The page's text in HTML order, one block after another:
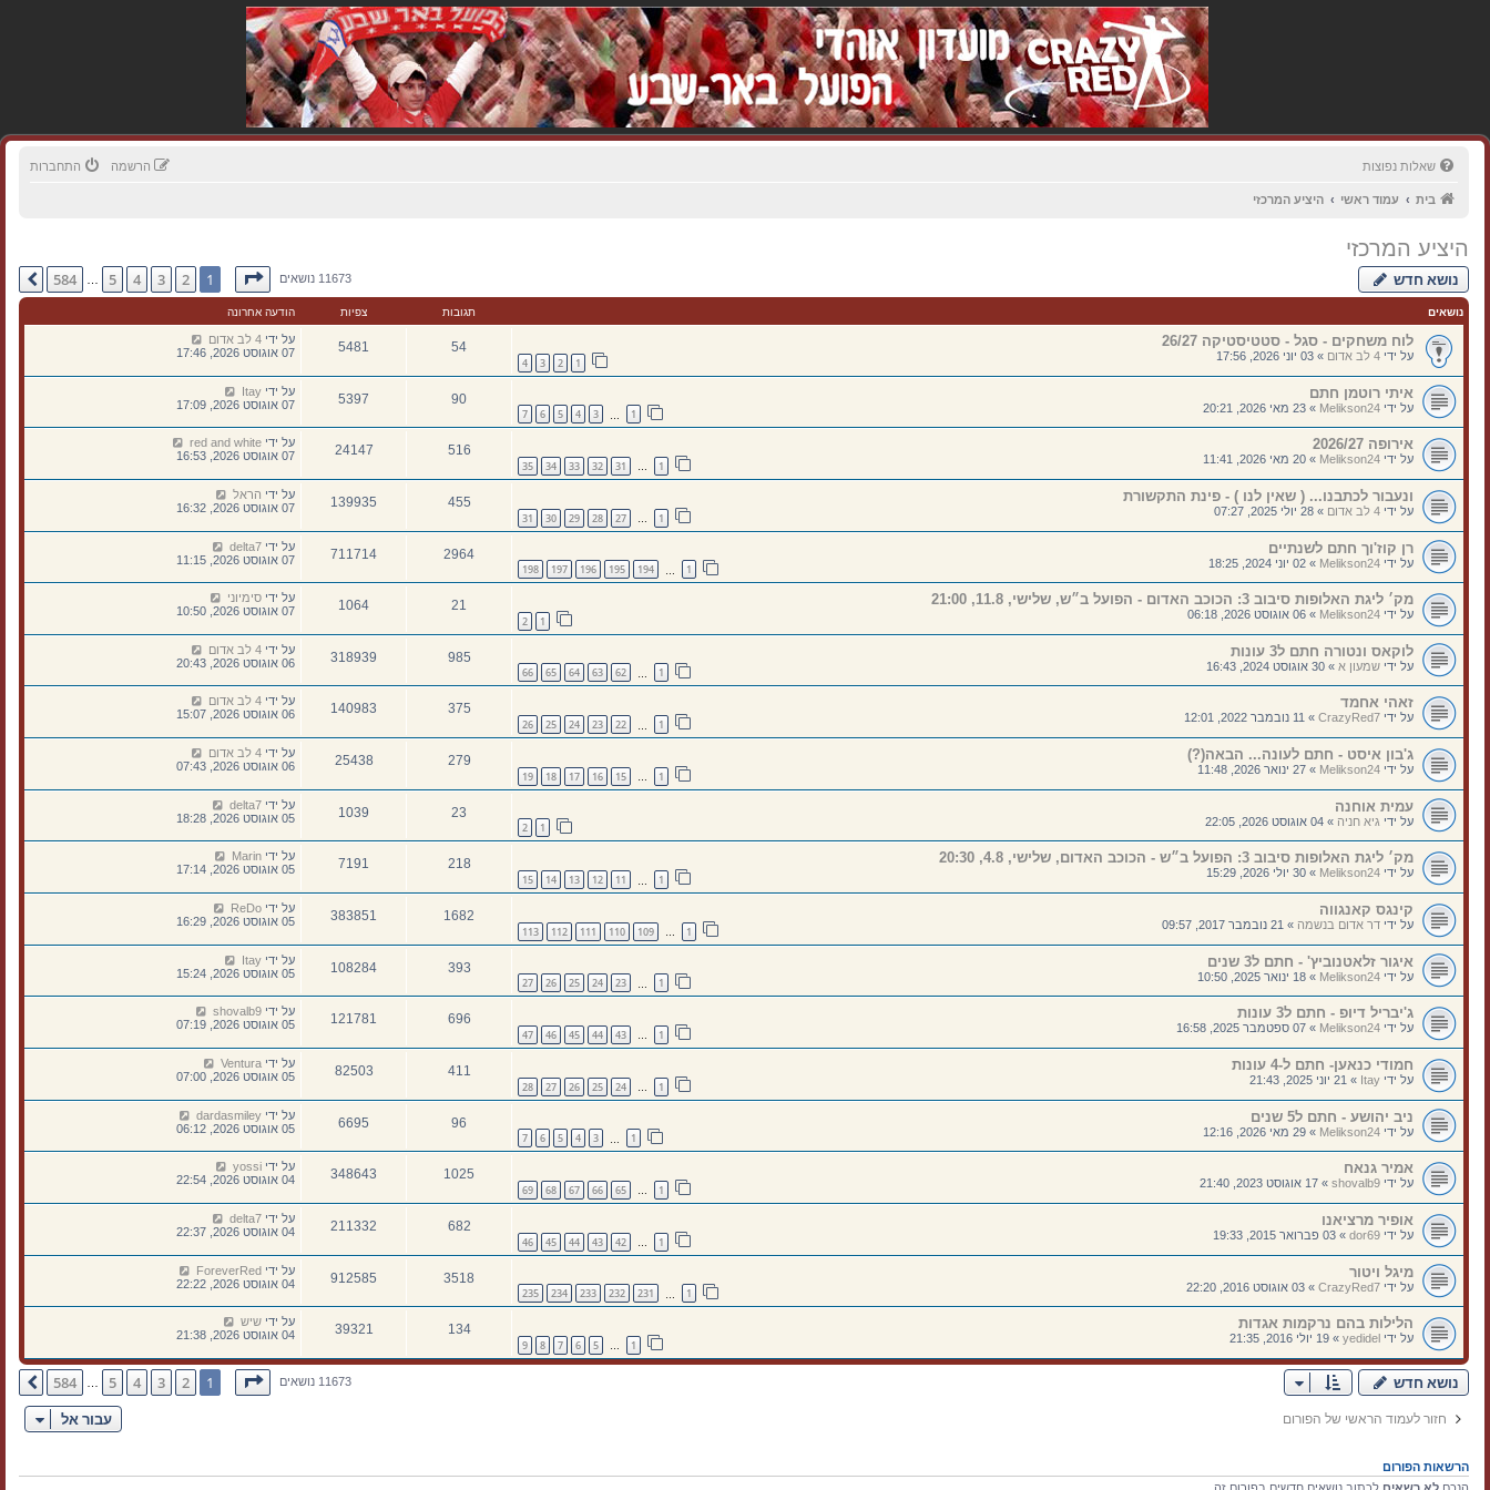
שאלות נפוצות התחברות הרשמה
בית עמוד ראשי היציע המרכזי
היציע המרכזי
נושא חדש 11673 נושאיםדף1מתוך584
1
2
3
4
5
584 הבא
נושאים תגובות צפיות הודעה אחרונה
לוח משחקים - סגל - סטטיסטיקה 26/27
על ידי 4 לב אדום » 03 יוני 2026, 17:56 1
2
3
4
54
5481 על ידי 4 לב אדום
07 אוגוסט 2026, 17:46
איתי רוטמן חתם
על ידי Melikson24
» 23 מאי 2026, 20:21 1
3
4
5
6
7
90
5397 על ידי Itay
07 אוגוסט 2026, 17:09
אירופה 2026/27
על ידי Melikson24
» 20 מאי 2026, 11:41 1
…
31
32
33
34
35
516
24147 על ידי red and white
07 אוגוסט 2026, 16:53
ונעבור לכתבנו... ( שאין לנו ) - פינת התקשורת
על ידי 4 לב אדום » 28 יולי 2025, 07:27 1
…
27
28
29
30
31
455
139935 על ידי הראל
07 אוגוסט 2026, 16:32
רן קוז'וך חתם לשנתיים
על ידי Melikson24
» 02 יוני 2024, 18:25 1
194
195
196
197
198
2964
711714 על ידי delta7
07 אוגוסט 2026, 11:15
מק׳ ליגת האלופות סיבוב 3: הכוכב האדום - הפועל ב״ש, שלישי, 11.8, 21:00
על ידי Melikson24
» 06 אוגוסט 2026, 06:18 1
2
21
1064 על ידי סימיוני
07 אוגוסט 2026, 10:50
לוקאס ונטורה חתם ל3 עונות
על ידי שמעון א » 30 אוגוסט 2024, 16:43 1
62
63
64
65
66
985
318939 על ידי 4 לב אדום
06 אוגוסט 2026, 20:43
זאהי אחמד
על ידי CrazyRed7
» 11 נובמבר 2022, 12:01 1
22
23
24
25
26
375
140983 על ידי 4 לב אדום
06 אוגוסט 2026, 15:07
ג'בון איסט - חתם לעונה... הבאה(?)
על ידי Melikson24
» 27 ינואר 2026, 11:48 1
…
15
16
17
18
19
279
25438 על ידי 4 לב אדום
06 אוגוסט 2026, 07:43
עמית אוחנה
על ידי גיא חניה » 04 אוגוסט 2026, 22:05 1
2
23
1039 על ידי delta7
05 אוגוסט 2026, 18:28
מק׳ ליגת האלופות סיבוב 3: הפועל ב״ש - הכוכב האדום, שלישי, 4.8, 20:30
על ידי Melikson24
» 30 יולי 2026, 15:29 1
11
12
13
14
15
218
7191 על ידי Marin
05 אוגוסט 2026, 17:14
קינגס קאנגווה
על ידי דר אדום בנשמה » 21 נובמבר 2017, 09:57 1
…
109
110
111
112
113
1682
383851 על ידי ReDo
05 אוגוסט 2026, 16:29
איגור זלאטנוביץ' - חתם ל3 שנים
על ידי Melikson24
» 18 ינואר 2025, 10:50 1
23
24
25
26
27
393
108284 על ידי Itay
05 אוגוסט 2026, 15:24
ג'יבריל דיופ - חתם ל3 עונות
על ידי Melikson24
» 07 ספטמבר 2025, 16:58 1
…
43
44
45
46
47
696
121781 על ידי shovalb9
05 אוגוסט 2026, 07:19
חמודי כנאען- חתם ל-4 עונות
על ידי Itay
» 21 יוני 2025, 21:43 1
…
24
25
26
27
28
411
82503 על ידי Ventura
05 אוגוסט 2026, 07:00
ניב יהושע - חתם ל5 שנים
על ידי Melikson24
» 29 מאי 2026, 12:16 1
3
4
5
6
7
96
6695 על ידי dardasmiley
05 אוגוסט 2026, 06:12
אמיר גנאח
על ידי shovalb9
» 17 אוגוסט 2023, 21:40 1
…
65
66
67
68
69
1025
348643 על ידי yossi
04 אוגוסט 2026, 22:54
אופיר מרציאנו
על ידי dor69
» 03 פברואר 2015, 19:33 1
42
43
44
45
46
682
211332 על ידי delta7
04 אוגוסט 2026, 22:37
מיגל ויטור
על ידי CrazyRed7
» 03 אוגוסט 2016, 22:20 1
231
232
233
234
235
3518
912585 על ידי ForeverRed
04 אוגוסט 2026, 22:22
הלילות בהם נרקמות אגדות
על ידי yedidel
» 19 יולי 2016, 21:35 1
…
5
6
7
8
9
134
39321 על ידי שיש
04 אוגוסט 2026, 21:38
נושא חדש 11673 נושאיםדף1מתוך584
1
2
3
4
5
584 הבא
חזור לעמוד הראשי של הפורום עבור אל
הרשאות הפורום